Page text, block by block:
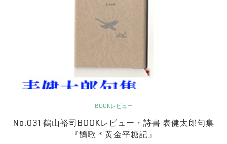
BOOKレビュー
No.031 鶴山裕司BOOKレビュー・詩書 表健太郎句集
『鵲歌＊黄金平糖記』